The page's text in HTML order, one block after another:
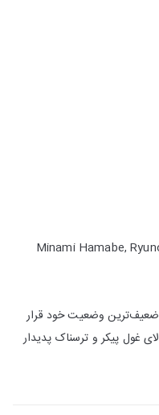
وضعیت خود قرار
غول پیکر و ترسناک پدیدار